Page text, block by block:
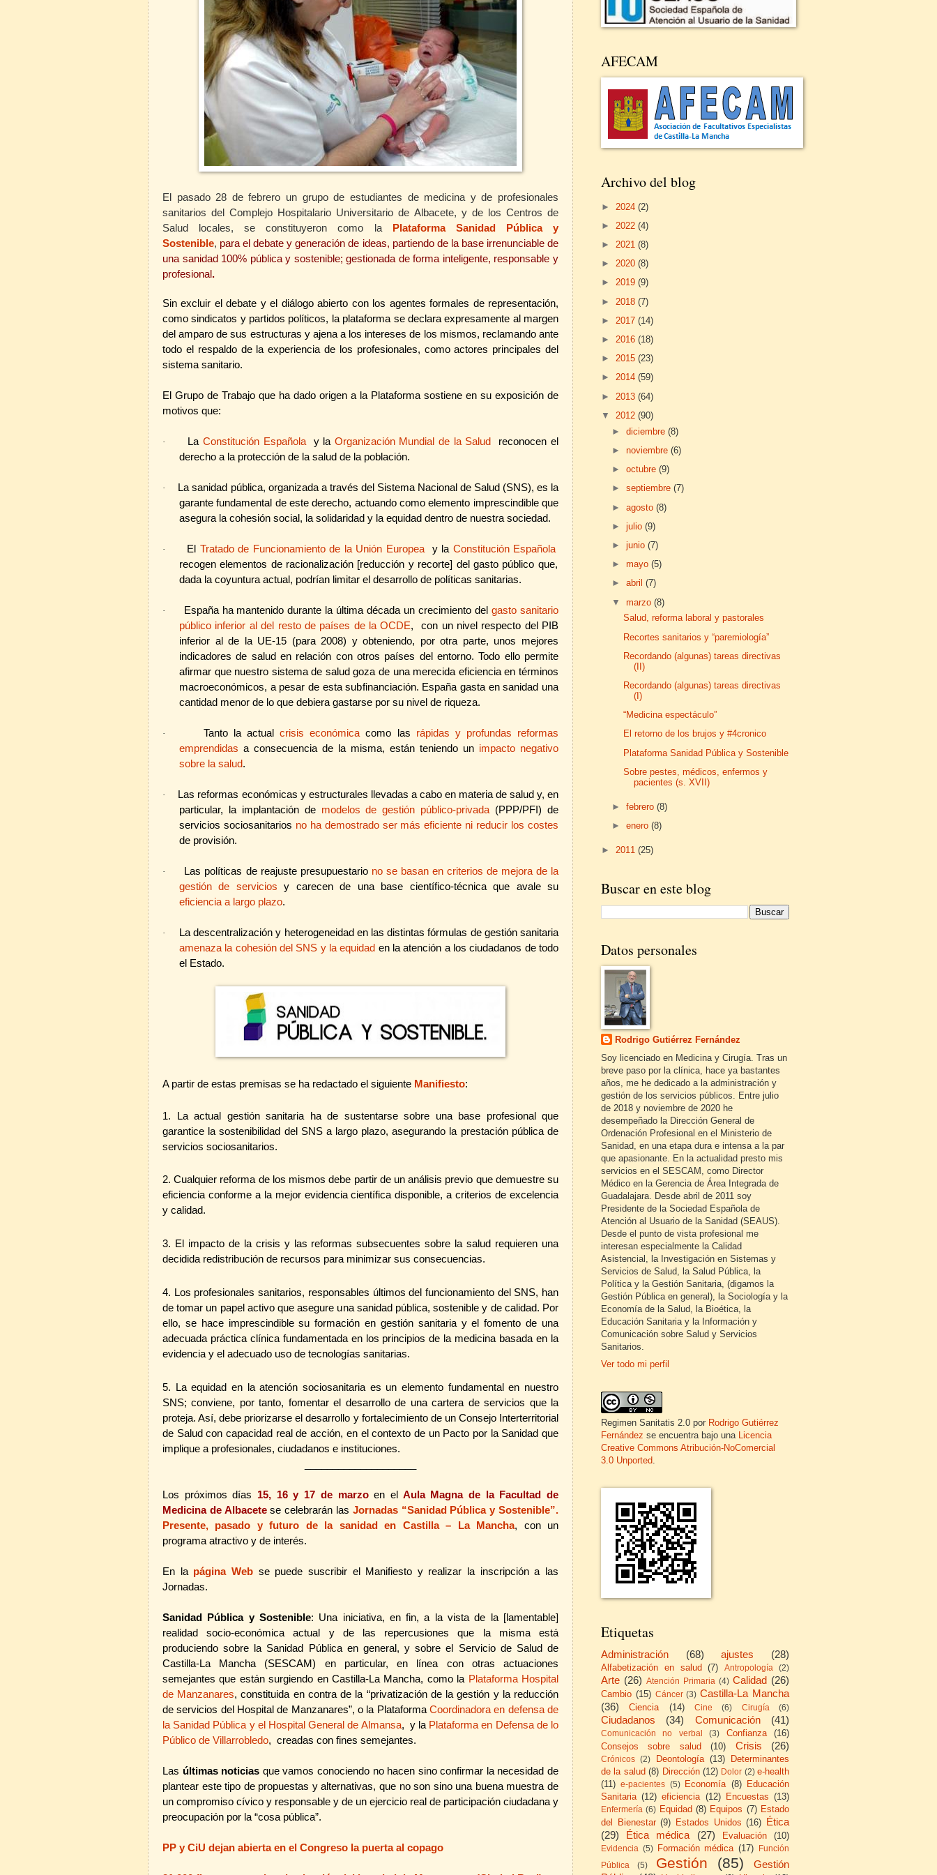
El pasado 28 de febrero un grupo de estudiantes de medicina y de profesionales
sanitarios del Complejo Hospitalario Universitario de Albacete, y de los Centros de
Salud locales, se constituyeron como la
Plataforma Sanidad Pública y
Sostenible, para el debate y generación de ideas, partiendo de la base irrenunciable de
una sanidad 100% pública y sostenible; gestionada de forma inteligente, responsable y
profesional .
Sin excluir el debate y el diálogo abierto con los agentes formales de representación,
como sindicatos y partidos políticos, la plataforma se declara expresamente al margen
del amparo de sus estructuras y ajena a los intereses de los mismos, reclamando ante
todo el respaldo de la experiencia de los profesionales, como actores principales del
sistema sanitario.
El Grupo de Trabajo que ha dado origen a la Plataforma sostiene en su exposición de
motivos que:
· La Constitución Española y la Organización Mundial de la Salud
reconocen el
derecho a la protección de la salud de la población.
·
La sanidad pública, organizada a través del Sistema Nacional de Salud (SNS), es la
garante fundamental de este derecho, actuando como elemento imprescindible que
asegura la cohesión social, la solidaridad y la equidad dentro de nuestra sociedad.
· El Tratado de Funcionamiento de la Unión Europea y la Constitución Española
recogen elementos de racionalización [reducción y recorte] del gasto público que,
dada la coyuntura actual, podrían limitar el desarrollo de políticas sanitarias.
· España ha mantenido durante la última década un crecimiento delgasto sanitario
público inferior al del resto de países de la OCDE,
con un nivel respecto del PIB
inferior al de la UE-15 (para 2008) y obteniendo, por otra parte, unos mejores
indicadores de salud en relación con otros países del entorno. Todo ello permite
afirmar que nuestro sistema de salud goza de una merecida eficiencia en términos
macroeconómicos, a pesar de esta subfinanciación. España gasta en sanidad una
cantidad menor de lo que debiera gastarse por su nivel de riqueza.
· Tanto la actualcrisis económica como las rápidas y profundas reformas
emprendidas a consecuencia de la misma, están teniendo un impacto negativo
sobre la salud.
·
Las reformas económicas y estructurales llevadas a cabo en materia de salud y, en
particular, la implantación de modelos de gestión público-privada (PPP/PFI) de
servicios sociosanitarios no ha demostrado ser más eficiente ni reducir los costes
de provisión.
· Las políticas de reajuste presupuestario no se basan en criterios de mejora de la
gestión de servicios y carecen de una base científico-técnica que avale su
eficiencia a largo plazo.
·
La descentralización y heterogeneidad en las distintas fórmulas de gestión sanitaria
amenaza la cohesión del SNS y la equidad en la atención a los ciudadanos de todo
el Estado.
A partir de estas premisas se ha redactado el siguiente Manifiesto:
1. La actual gestión sanitaria ha de sustentarse sobre una base profesional que
garantice la sostenibilidad del SNS a largo plazo, asegurando la prestación pública de
servicios sociosanitarios.
2. Cualquier reforma de los mismos debe partir de un análisis previo que demuestre su
eficiencia conforme a la mejor evidencia científica disponible, a criterios de excelencia
y calidad.
3. El impacto de la crisis y las reformas subsecuentes sobre la salud requieren una
decidida redistribución de recursos para minimizar sus consecuencias.
4. Los profesionales sanitarios, responsables últimos del funcionamiento del SNS, han
de tomar un papel activo que asegure una sanidad pública, sostenible y de calidad. Por
ello, se hace imprescindible su formación en gestión sanitaria y el fomento de una
adecuada práctica clínica fundamentada en los principios de la medicina basada en la
evidencia y el adecuado uso de tecnologías sanitarias.
5. La equidad en la atención sociosanitaria es un elemento fundamental en nuestro
SNS; conviene, por tanto, fomentar el desarrollo de una cartera de servicios que la
proteja. Así, debe priorizarse el desarrollo y fortalecimiento de un Consejo Interterritorial
de Salud con capacidad real de acción, en el contexto de un Pacto por la Sanidad que
implique a profesionales, ciudadanos e instituciones.
Los próximos días 15, 16 y 17 de marzoen el
Aula Magna de la Facultad de
Medicina de Albacete se celebrarán las Jornadas “Sanidad Pública y Sostenible”.
Presente, pasado y futuro de la sanidad en Castilla – La Mancha, con un
programa atractivo y de interés.
En la página Web se puede suscribir el Manifiesto y realizar la inscripción a las
Jornadas.
Sanidad Pública y Sostenible: Una iniciativa, en fin, a la vista de la [lamentable]
realidad socio-económica actual y de las repercusiones que la misma está
produciendo sobre la Sanidad Pública en general, y sobre el Servicio de Salud de
Castilla-La Mancha (SESCAM) en particular, en línea con otras actuaciones
semejantes que están surgiendo en Castilla-La Mancha, como la Plataforma Hospital
de Manzanares,constituida en contra de la “privatización de la gestión y la reducción
de servicios del Hospital de Manzanares”, o la Plataforma Coordinadora en defensa de
la Sanidad Pública y el Hospital General de Almansa, y la Plataforma en Defensa de lo
Público de Villarrobledo, creadas con fines semejantes.
Las últimas noticias que vamos conociendo no hacen sino confirmar la necesidad de
plantear este tipo de propuestas y alternativas, que no son sino una buena muestra de
un compromiso cívico y responsable y de un ejercicio real de participación ciudadana y
preocupación por la “cosa pública”.
PP y CiU dejan abierta en el Congreso la puerta al copago
AFECAM
Archivo del blog
► 2024 (2)
► 2022 (4)
► 2021 (8)
► 2020 (8)
► 2019 (9)
► 2018 (7)
► 2017 (14)
► 2016 (18)
► 2015 (23)
► 2014 (59)
► 2013 (64)
▼ 2012 (90)
►diciembre(8)
►noviembre(6)
►octubre(9)
►septiembre(7)
►agosto(8)
►julio(9)
►junio(7)
►mayo(5)
►abril(7)
▼marzo(8)
Salud, reforma laboral y pastorales
Recortes sanitarios y “paremiología”
Recordando (algunas) tareas directivas
(II)
Recordando (algunas) tareas directivas
(I)
“Medicina espectáculo”
El retorno de los brujos y #4cronico
Plataforma Sanidad Pública y Sostenible
Sobre pestes, médicos, enfermos y
pacientes (s. XVII)
►febrero(8)
►enero(8)
► 2011 (25)
Buscar en este blog
Datos personales
Rodrigo Gutiérrez Fernández
Soy licenciado en Medicina y Cirugía. Tras un
breve paso por la clínica, hace ya bastantes
años, me he dedicado a la administración y
gestión de los servicios públicos. Entre julio
de 2018 y noviembre de 2020 he
desempeñado la Dirección General de
Ordenación Profesional en el Ministerio de
Sanidad, en una etapa dura e intensa a la par
que apasionante. En la actualidad presto mis
servicios en el SESCAM, como Director
Médico en la Gerencia de Área Integrada de
Guadalajara. Desde abril de 2011 soy
Presidente de la Sociedad Española de
Atención al Usuario de la Sanidad (SEAUS).
Desde el punto de vista profesional me
interesan especialmente la Calidad
Asistencial, la Investigación en Sistemas y
Servicios de Salud, la Salud Pública, la
Política y la Gestión Sanitaria, (digamos la
Gestión Pública en general), la Sociología y la
Economía de la Salud, la Bioética, la
Educación Sanitaria y la Información y
Comunicación sobre Salud y Servicios
Sanitarios.
Ver todo mi perfil
Regimen Sanitatis 2.0 por Rodrigo Gutiérrez
Fernández se encuentra bajo una
Licencia
Creative Commons Atribución-NoComercial
3.0 Unported
Etiquetas
Administración (68) ajustes (28)
Alfabetización en salud (7) Antropología (2)
Arte (26) Atención Primaria (4) Calidad (26)
Cambio (15) Cáncer (3) Castilla-La Mancha
(36)
Ciencia (14) Cine (6) Cirugía (6)
Ciudadanos (34) Comunicación (41)
Comunicación no verbal (3) Confianza
(16)
Consejos sobre salud
(10) Crisis (26)
Crónicos (2) Deontología (13)
Determinantes
de la salud (8) Dirección (12) Dolor (2) e-health
(11)
e-pacientes (5) Economía (8)
Educación
Sanitaria (12) eficiencia (12) Encuestas (13)
Enfermería (6) Equidad (8) Equipos (7) Estado
del Bienestar (9) Estados Unidos (16) Ética
(29)
Ética médica (27) Evaluación (10)
Evidencia (5) Formación médica (17)
Función
Pública
(5) Gestión (85)
Gestión